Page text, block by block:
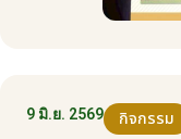
9 มิ.ย. 2569 กิจกรรม